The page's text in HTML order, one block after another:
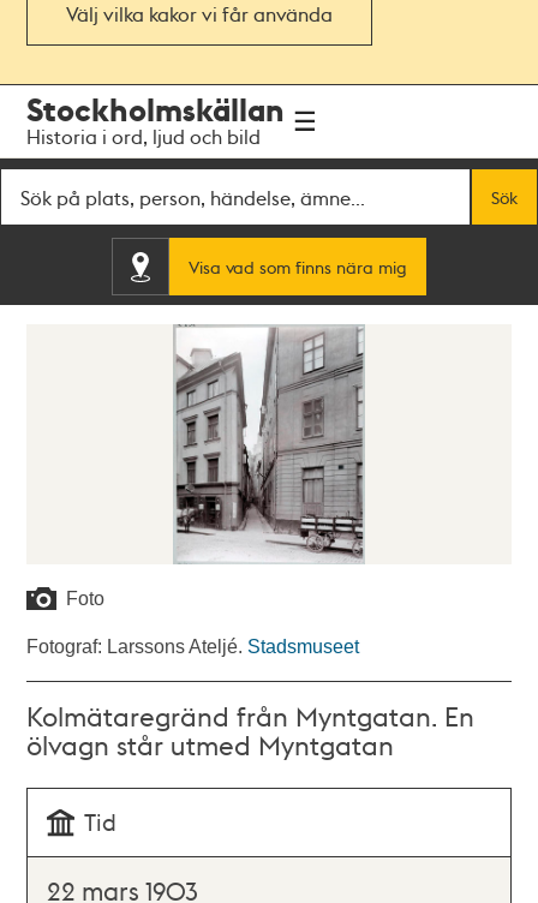
Välj vilka kakor vi får använda
navigationen
huvudinnehållet
Stockholmskällan
Historia i ord, ljud och bild
Sök
Visa vad som finns nära mig
Foto
Fotograf: Larssons Ateljé. Stadsmuseet
Kolmätaregränd från Myntgatan. En
ölvagn står utmed Myntgatan
Tid
22 mars 1903